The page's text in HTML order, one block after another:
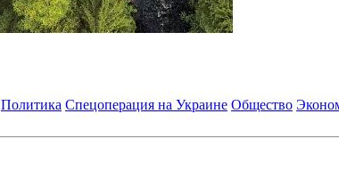
Политика Спецоперация на Украине Общество